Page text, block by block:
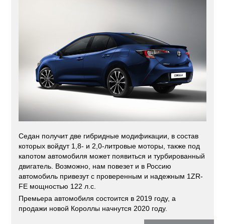
Седан получит две гибридные модификации, в состав
которых войдут 1,8- и 2,0-литровые моторы, также под
капотом автомобиля может появиться и турбированный
двигатель. Возможно, нам повезет и в Россию
автомобиль привезут с проверенным и надежным 1ZR-
FE мощностью 122 л.с.
Премьера автомобиля состоится в 2019 году, а
продажи новой Короллы начнутся 2020 году.